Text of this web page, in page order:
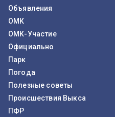
Объявления
ОМК
ОМК-Участие
Официально
Парк
Погода
Полезные советы
Происшествия Выкса
ПФР